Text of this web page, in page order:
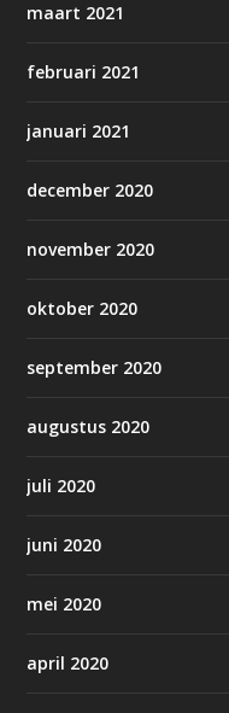
maart 2021
februari 2021
januari 2021
december 2020
november 2020
oktober 2020
september 2020
augustus 2020
juli 2020
juni 2020
mei 2020
april 2020